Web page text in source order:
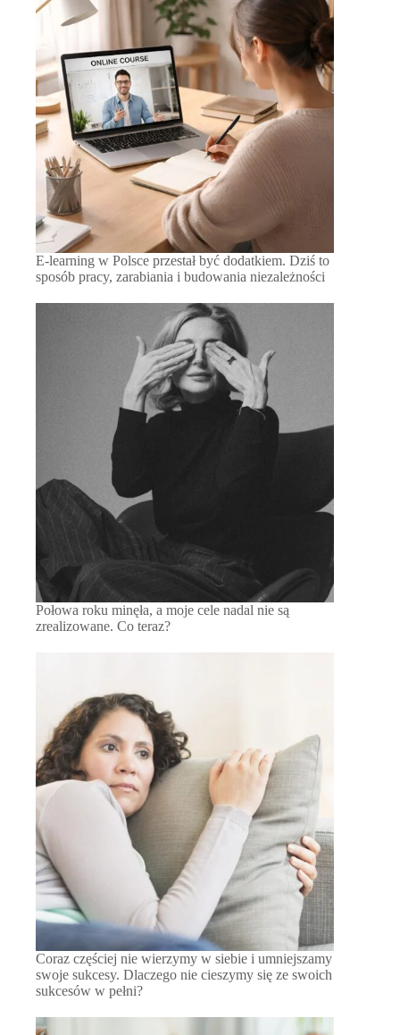
E-learning w Polsce przestał być dodatkiem. Dziś to
sposób pracy, zarabiania i budowania niezależności
Połowa roku minęła, a moje cele nadal nie są
zrealizowane. Co teraz?
Coraz częściej nie wierzymy w siebie i umniejszamy
swoje sukcesy. Dlaczego nie cieszymy się ze swoich
sukcesów w pełni?